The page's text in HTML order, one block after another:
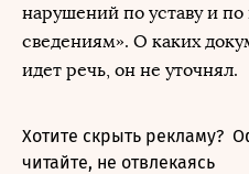
нарушений по уставу и
сведениям». О каких
идет речь, он не уточнял.
Хотите скрыть рекламу?
читайте, не отвлекаясь